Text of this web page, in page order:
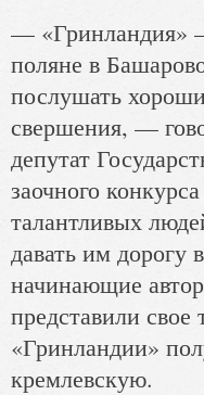
— «Гринландия»
поляне в
послушать
свершения, —
депутат
заочного
талантливых
давать им
начинающие
представили
«Гринландии»
кремлевскую.